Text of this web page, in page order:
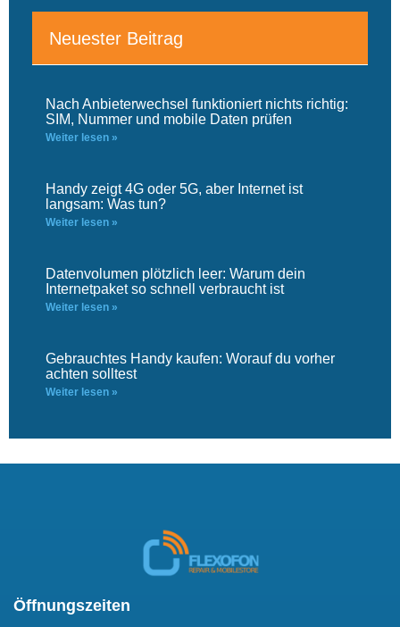
Neuester Beitrag
Nach Anbieterwechsel funktioniert nichts richtig:
SIM, Nummer und mobile Daten prüfen
Weiter lesen »
Handy zeigt 4G oder 5G, aber Internet ist
langsam: Was tun?
Weiter lesen »
Datenvolumen plötzlich leer: Warum dein
Internetpaket so schnell verbraucht ist
Weiter lesen »
Gebrauchtes Handy kaufen: Worauf du vorher
achten solltest
Weiter lesen »
Öffnungszeiten